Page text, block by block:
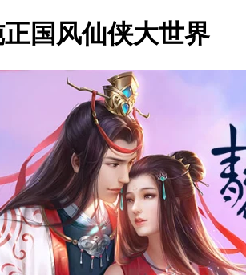
国风仙侠大世界